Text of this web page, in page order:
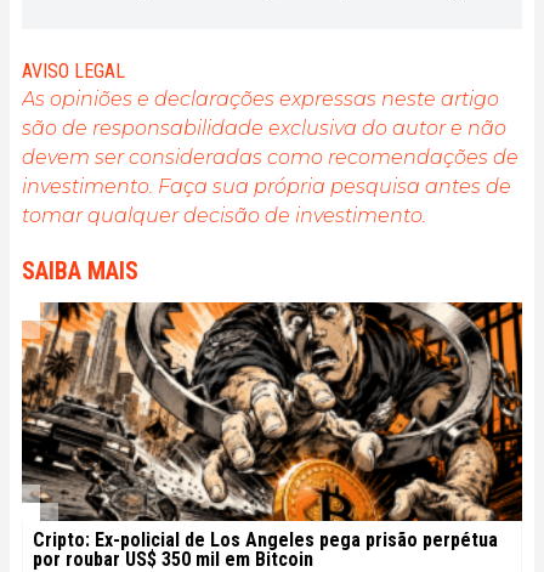
AVISO LEGAL
As opiniões e declarações expressas neste artigo
são de responsabilidade exclusiva do autor e não
devem ser consideradas como recomendações de
investimento. Faça sua própria pesquisa antes de
tomar qualquer decisão de investimento.
SAIBA MAIS
Cripto: Ex-policial de Los Angeles pega prisão perpétua
por roubar US$ 350 mil em Bitcoin